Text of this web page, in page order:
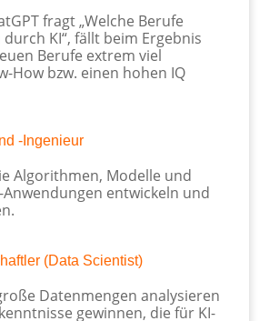
fragt „Welche Berufe
KI“, fällt beim Ergebnis
Berufe extrem viel
How bzw. einen hohen IQ
-Ingenieur
Algorithmen, Modelle und
Anwendungen entwickeln und
(Data Scientist)
Datenmengen analysieren
gewinnen, die für KI-